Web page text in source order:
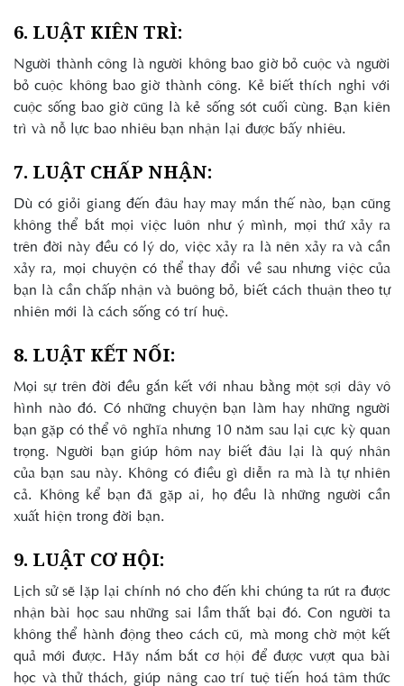
6. LUẬT KIÊN TRÌ:
Người thành công là người không bao giờ bỏ cuộc và người
bỏ cuộc không bao giờ thành công. Kẻ biết thích nghi với
cuộc sống bao giờ cũng là kẻ sống sót cuối cùng. Bạn kiên
trì và nỗ lực bao nhiêu bạn nhận lại được bấy nhiêu.
7. LUẬT CHẤP NHẬN:
Dù có giỏi giang đến đâu hay may mắn thế nào, bạn cũng
không thể bắt mọi việc luôn như ý mình, mọi thứ xảy ra
trên đời này đều có lý do, việc xảy ra là nên xảy ra và cần
xảy ra, mọi chuyện có thể thay đổi về sau nhưng việc của
bạn là cần chấp nhận và buông bỏ, biết cách thuận theo tự
nhiên mới là cách sống có trí huệ.
8. LUẬT KẾT NỐI:
Mọi sự trên đời đều gắn kết với nhau bằng một sợi dây vô
hình nào đó. Có những chuyện bạn làm hay những người
bạn gặp có thể vô nghĩa nhưng 10 năm sau lại cực kỳ quan
trọng. Người bạn giúp hôm nay biết đâu lại là quý nhân
của bạn sau này. Không có điều gì diễn ra mà là tự nhiên
cả. Không kể bạn đã gặp ai, họ đều là những người cần
xuất hiện trong đời bạn.
9. LUẬT CƠ HỘI:
Lịch sử sẽ lặp lại chính nó cho đến khi chúng ta rút ra được
nhận bài học sau những sai lầm thất bại đó. Con người ta
không thể hành động theo cách cũ, mà mong chờ một kết
quả mới được. Hãy nắm bắt cơ hội để được vượt qua bài
học và thử thách, giúp nâng cao trí tuệ tiến hoá tâm thức